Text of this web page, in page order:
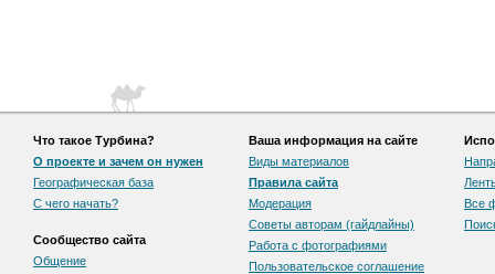
Что такое Турбина?
О проекте и зачем он нужен
Географическая база
С чего начать?
Сообщество сайта
Общение
Ваша информация на сайте
Виды материалов
Правила сайта
Модерация
Советы авторам (гайдлайны)
Работа с фотографиями
Пользовательскоe соглашение
Все